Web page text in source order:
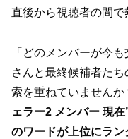
直後から視聴者の間で
「どのメンバーが今
さんと最終候補者たち
索を重ねていませんか
ェラー2 メンバー 現
のワードが上位にラン